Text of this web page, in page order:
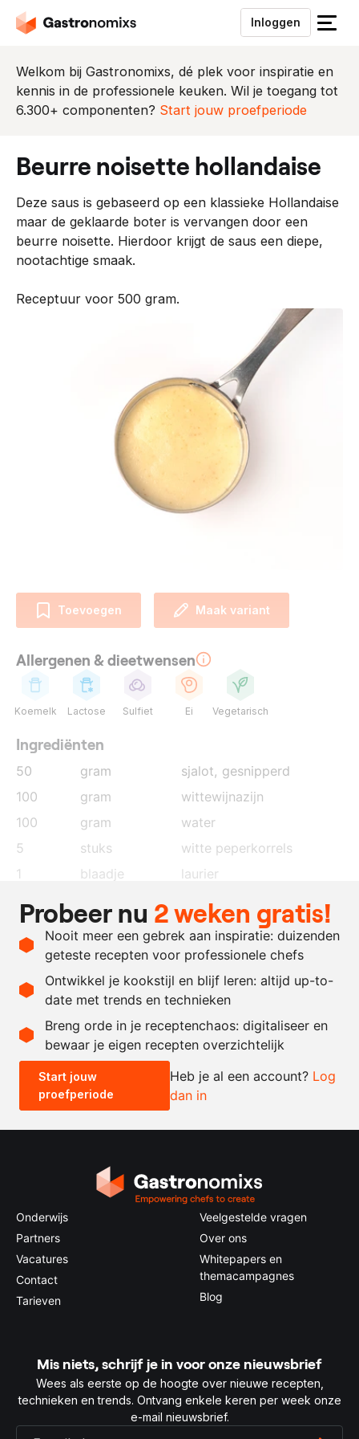
Inloggen
S
u
i
t
e
u
Welkom bij Gastronomixs, dé plek voor inspiratie en
kennis in de professionele keuken. Wil je toegang tot
6.300+ componenten? Start jouw proefperiode
beurre noisette hollandaise
Deze saus is gebaseerd op een klassieke Hollandaise
maar de geklaarde boter is vervangen door een
beurre noisette. Hierdoor krijgt de saus een diepe,
nootachtige smaak.
Receptuur voor 500 gram.
Toevoegen Maak variant
Allergenen & dieetwensen
Koemelk Lactose Sulfiet Ei Vegetarisch
Ingrediënten
50 gram sjalot, gesnipperd
100
gram
wittewijnazijn
100
gram
water
5
stuks
witte peperkorrels
1
blaadje
laurier
300
gram
beurre noisette
naar
zout
Recept omrekenen
- +
0.5x 1x 2x
Probeer nu 2 weken gratis!
Nooit meer een gebrek aan inspiratie: duizenden
geteste recepten voor professionele chefs
Ontwikkel je kookstijl en blijf leren: altijd up-to-
date met trends en technieken
Breng orde in je receptenchaos: digitaliseer en
bewaar je eigen recepten overzichtelijk
Start jouw
proefperiode
Heb je al een account? Log
dan in
Onderwijs
Partners
Vacatures
Contact
Tarieven
Veelgestelde vragen
Over ons
Whitepapers en
themacampagnes
Blog
Mis niets, schrijf je in voor onze nieuwsbrief
Wees als eerste op de hoogte over nieuwe recepten,
technieken en trends. Ontvang enkele keren per week onze
e-mail nieuwsbrief.